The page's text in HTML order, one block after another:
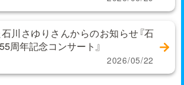
川さゆりさんからのお知らせ『石
周年記念コンサート』
2026/05/22